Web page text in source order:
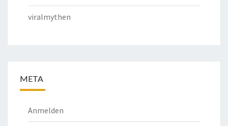
viralmythen
META
Anmelden